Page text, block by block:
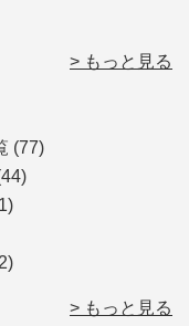
> もっと見る
(77)
> もっと見る